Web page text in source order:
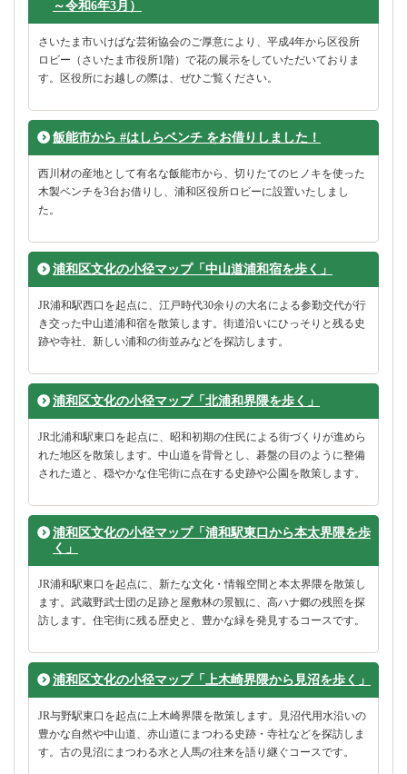
～令和6年3月）
さいたま市いけばな芸術協会のご厚意により、平成4年から区役所
ロビー（さいたま市役所1階）で花の展示をしていただいておりま
す。区役所にお越しの際は、ぜひご覧ください。
飯能市から #はしらベンチ をお借りしました！
西川材の産地として有名な飯能市から、切りたてのヒノキを使った
木製ベンチを3台お借りし、浦和区役所ロビーに設置いたしまし
た。
浦和区文化の小径マップ「中山道浦和宿を歩く」
JR浦和駅西口を起点に、江戸時代30余りの大名による参勤交代が行
き交った中山道浦和宿を散策します。街道沿いにひっそりと残る史
跡や寺社、新しい浦和の街並みなどを探訪します。
浦和区文化の小径マップ「北浦和界隈を歩く」
JR北浦和駅東口を起点に、昭和初期の住民による街づくりが進めら
れた地区を散策します。中山道を背骨とし、碁盤の目のように整備
された道と、穏やかな住宅街に点在する史跡や公園を散策します。
浦和区文化の小径マップ「浦和駅東口から本太界隈を歩
く」
JR浦和駅東口を起点に、新たな文化・情報空間と本太界隈を散策し
ます。武蔵野武士団の足跡と屋敷林の景観に、高ハナ郷の残照を探
訪します。住宅街に残る歴史と、豊かな緑を発見するコースです。
浦和区文化の小径マップ「上木崎界隈から見沼を歩く」
JR与野駅東口を起点に上木崎界隈を散策します。見沼代用水沿いの
豊かな自然や中山道、赤山道にまつわる史跡・寺社などを探訪しま
す。古の見沼にまつわる水と人馬の往来を語り継ぐコースです。